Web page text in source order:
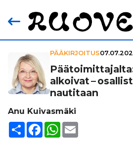
PÄÄKIRJOITUS
alkoivat –
nautitaan
Anu Kuivasmäki
Share FacebookWhatsApp